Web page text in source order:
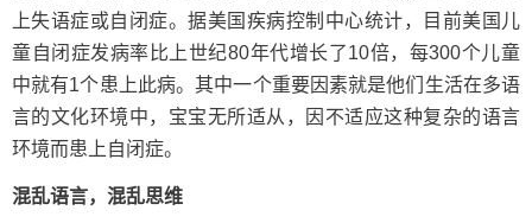
上失语症或自闭症。据美国疾病控制中心统计，目前美国儿
童自闭症发病率比上世纪80年代增长了10倍，每300个儿童
中就有1个患上此病。其中一个重要因素就是他们生活在多语
言的文化环境中，宝宝无所适从，因不适应这种复杂的语言
环境而患上自闭症。
混乱语言，混乱思维